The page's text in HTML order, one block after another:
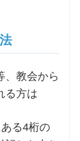
、教会から
る方は
る4桁の